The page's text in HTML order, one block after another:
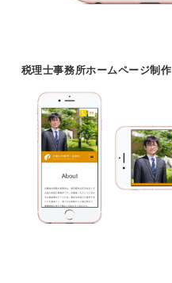
税理士事務所ホームページ制作